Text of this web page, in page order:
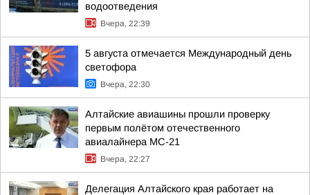
водоотведения
Вчера, 22:39
5 августа отмечается Международный день
светофора
Вчера, 22:30
Алтайские авиашины прошли проверку
первым полётом отечественного
авиалайнера МС-21
Вчера, 22:27
Делегация Алтайского края работает на